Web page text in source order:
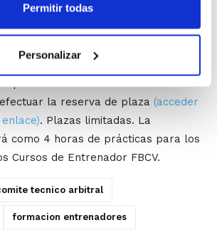
Permitir todas
Personalizar
y la simulación de faltas, que
más destacados de los cambios
la reserva de plaza (acceder
. Plazas limitadas. La
como 4 horas de prácticas para los
Cursos de Entrenador FBCV.
tecnico arbitral
formacion entrenadores